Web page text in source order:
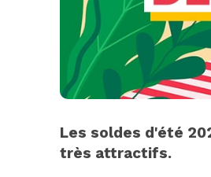
Les soldes d'été
très attractifs.